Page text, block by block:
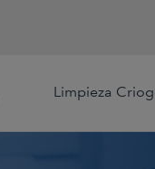
Limpieza